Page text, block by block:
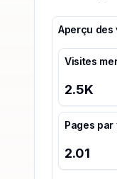
Aperçu des
Visites
2.5K
Pages par
2.01